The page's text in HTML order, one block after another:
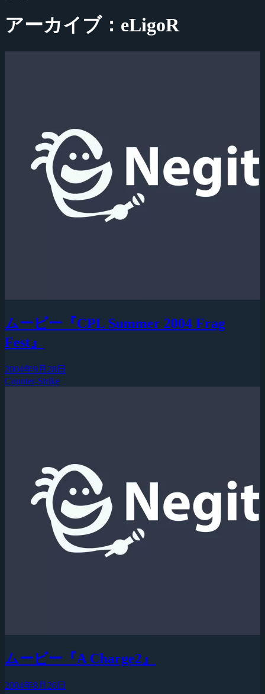
アーカイブ：eLigoR
ムービー『CPL Summer 2004 Frag
Fest』
2004年9月28日
Counter-Strike
ムービー『A Charge2』
2004年8月26日